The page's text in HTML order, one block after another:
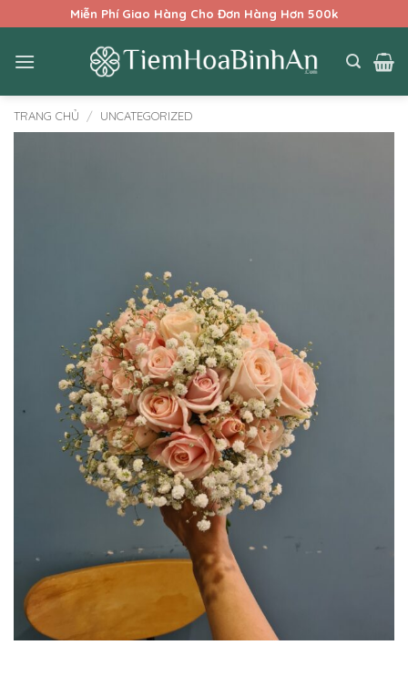
qua
nội
Miễn Phí Giao Hàng Cho Đơn Hàng Hơn 500k
TRANG CHỦ / UNCATEGORIZED